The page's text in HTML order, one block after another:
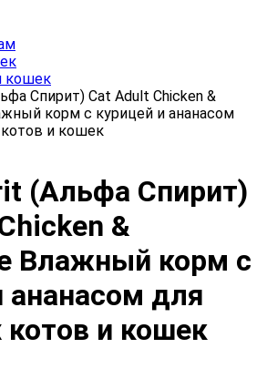
кошек
Спирит) Cat Adult Chicken &
корм с курицей и ананасом
и кошек
(Альфа Спирит)
&
Влажный корм с
ананасом для
и кошек